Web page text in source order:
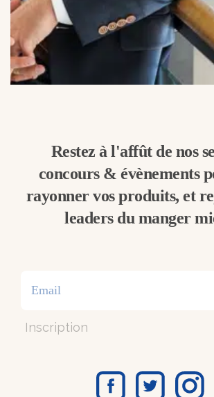
Restez à l'affût de nos
concours & évènements
rayonner vos produits, et
leaders du manger
Inscription